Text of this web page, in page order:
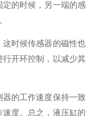
的时候，另一端的感
时候传感器的磁性也
开环控制，以减少其
的工作速度保持一致
度。总之，液压缸的